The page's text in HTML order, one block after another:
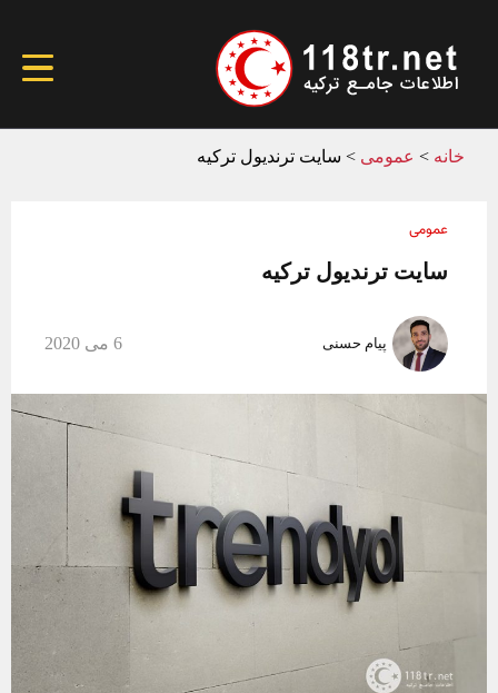
خانه > عمومی > سایت ترندیول ترکیه
عمومی
سایت ترندیول ترکیه
پیام حسنی 6 می 2020